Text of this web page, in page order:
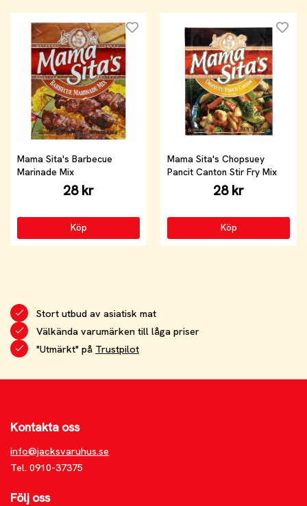
Mama Sita's Barbecue
Marinade Mix
28 kr
Köp
Mama Sita's Chopsuey
Pancit Canton Stir Fry Mix
28 kr
Köp
Stort utbud av asiatisk mat
Välkända varumärken till låga priser
"Utmärkt" på Trustpilot
Kontakta oss
info@jacksvaruhus.se
Tel. 0910-37375
Följ oss